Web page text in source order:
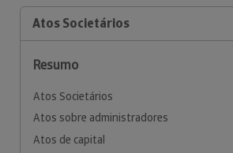
Atos Societários
Resumo
Atos Societários
Atos sobre administradores
Atos de capital